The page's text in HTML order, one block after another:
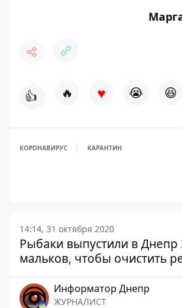
👍 🔥 ♥ 😭 😆
КОРОНАВИРУС КАРАНТИН
14:14, 31 октября 2020
Рыбаки выпустили в Днепр
мальков, чтобы очистить
Информатор Днепр
ЖУРНАЛИСТ